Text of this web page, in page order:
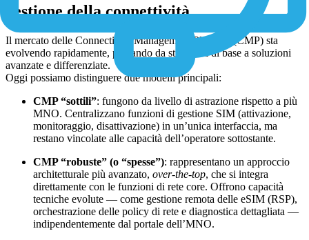
gestione della connettività
Il mercato delle Connectivity Management Platform (CMP) sta
evolvendo rapidamente, passando da strumenti di base a soluzioni
avanzate e differenziate.
Oggi possiamo distinguere due modelli principali:
CMP “sottili”: fungono da livello di astrazione rispetto a più
MNO. Centralizzano funzioni di gestione SIM (attivazione,
monitoraggio, disattivazione) in un’unica interfaccia, ma
restano vincolate alle capacità dell’operatore sottostante.
CMP “robuste” (o “spesse”): rappresentano un approccio
architetturale più avanzato, over-the-top, che si integra
direttamente con le funzioni di rete core. Offrono capacità
tecniche evolute — come gestione remota delle eSIM (RSP),
orchestrazione delle policy di rete e diagnostica dettagliata —
indipendentemente dal portale dell’MNO.